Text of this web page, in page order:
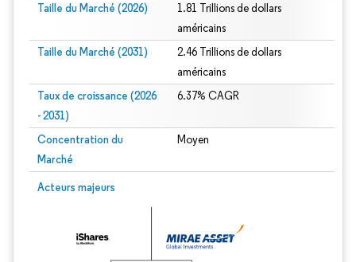
Taille du Marché (2026)
1.81 Trillions de dollars
américains
Taille du Marché (2031)
2.46 Trillions de dollars
américains
Taux de croissance (2026
- 2031)
6.37% CAGR
Concentration du
Marché
Moyen
Acteurs majeurs
Image © Mordor Intelligence. La réutilisation nécessite une attribution sous CC